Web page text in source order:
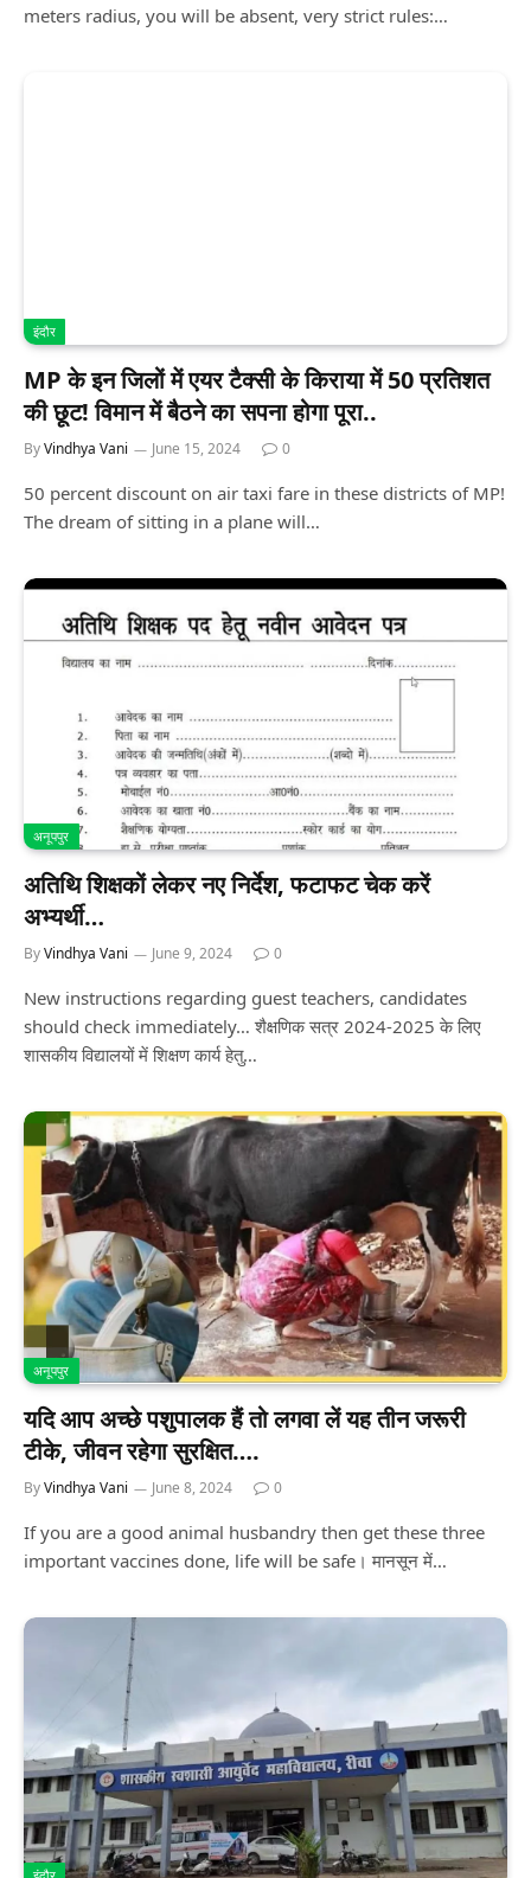
meters radius, you will be absent, very strict rules:…
इंदौर
MP के इन जिलों में एयर टैक्सी के किराया में 50 प्रतिशत
की छूट! विमान में बैठने का सपना होगा पूरा..
ByVindhya Vani June 15, 2024 0
50 percent discount on air taxi fare in these districts of MP!
The dream of sitting in a plane will…
अनूपपुर
अतिथि शिक्षकों लेकर नए निर्देश, फटाफट चेक करें
अभ्यर्थी…
ByVindhya Vani June 9, 2024 0
New instructions regarding guest teachers, candidates
should check immediately… शैक्षणिक सत्र 2024-2025 के लिए
शासकीय विद्यालयों में शिक्षण कार्य हेतु…
अनूपपुर
यदि आप अच्छे पशुपालक हैं तो लगवा लें यह तीन जरूरी
टीके, जीवन रहेगा सुरक्षित….
ByVindhya Vani June 8, 2024 0
If you are a good animal husbandry then get these three
important vaccines done, life will be safe। मानसून में…